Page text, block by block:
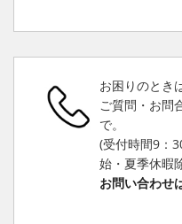
お困りのとき
ご質問・お問
で。
(受付時間9：
始・夏季休暇
お問い合わせ